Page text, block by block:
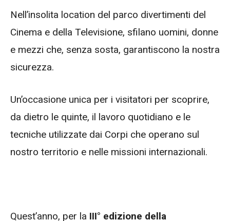
Nell’insolita location del parco divertimenti del
Cinema e della Televisione, sfilano uomini, donne
e mezzi che, senza sosta, garantiscono la nostra
sicurezza.
Un’occasione unica per i visitatori per scoprire,
da dietro le quinte, il lavoro quotidiano e le
tecniche utilizzate dai Corpi che operano sul
nostro territorio e nelle missioni internazionali.
Quest’anno, per la III° edizione della